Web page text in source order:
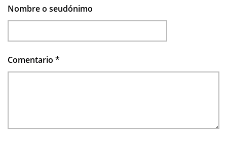
Nombre o seudónimo
Comentario *